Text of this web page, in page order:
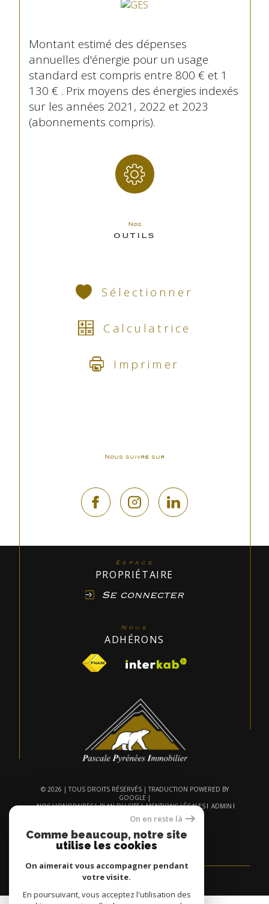
Montant estimé des dépenses
annuelles d'énergie pour un usage
standard est compris entre 800 € et 1
130 € . Prix moyens des énergies indexés
sur les années 2021, 2022 et 2023
(abonnements compris).
Nos
OUTILS
Sélectionner
Calculatrice
Imprimer
Nous suivre sur
Espace
PROPRIÉTAIRE
Se connecter
Nous
ADHÉRONS
© 2026 | TOUS DROITS RÉSERVÉS | TRADUCTION POWERED BY
GOOGLE |
NOS HONORAIRES
PLAN DU SITE MENTIONS LÉGALES
ADMIN
POLITIQUE RGPD COOKIES
On en reste là
Comme beaucoup, notre site
utilise les cookies
On aimerait vous accompagner pendant
votre visite.
En poursuivant, vous acceptez l'utilisation des